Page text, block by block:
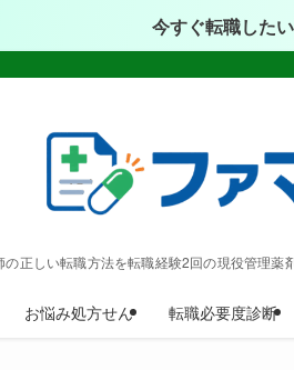
今すぐ転職した
正しい転職方法を転職経験2回の現役管理
お悩み処方せん 転職必要度診断